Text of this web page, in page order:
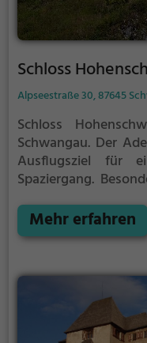
Schloss
Alpseestraße 30, 87645
Schloss
Schwangau. Der
Ausflugsziel für
Spaziergang.
offenbart
vergangenen
Mehr erfahren